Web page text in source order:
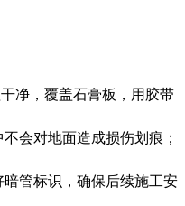
净，覆盖石膏板，用胶带
会对地面造成损伤划痕；
管标识，确保后续施工安